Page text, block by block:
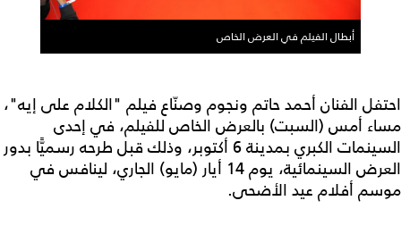
أبطال الفيلم في العرض الخاص
احتفل الفنان أحمد حاتم ونجوم وصنّاع فيلم "الكلام على إيه"،
مساء أمس (السبت) بالعرض الخاص للفيلم، في إحدى
السينمات الكبري بمدينة 6 أكتوبر، وذلك قبل طرحه رسميًّا بدور
العرض السينمائية، يوم 14 أيار (مايو) الجاري، لينافس في
موسم أفلام عيد الأضحى.